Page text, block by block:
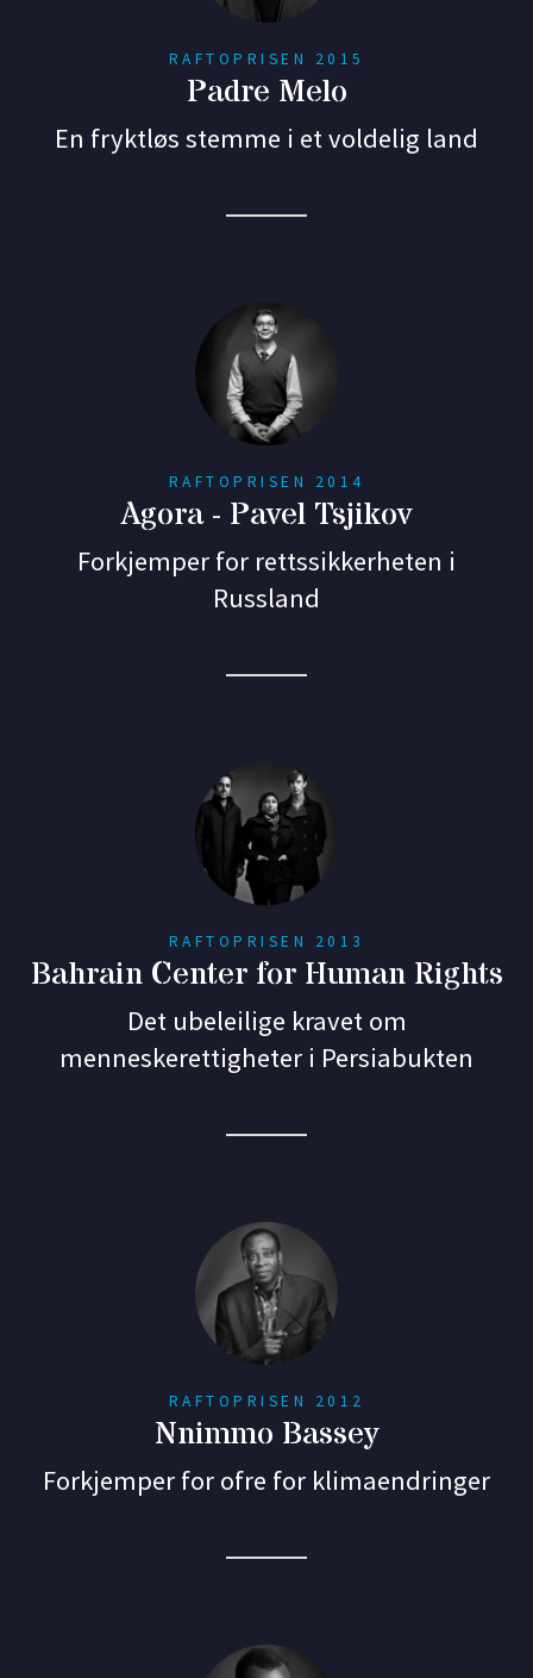
RAFTOPRISEN 2015
Padre Melo
En fryktløs stemme i et voldelig land
RAFTOPRISEN 2014
Agora - Pavel Tsjikov
Forkjemper for rettssikkerheten i
Russland
RAFTOPRISEN 2013
Bahrain Center for Human Rights
Det ubeleilige kravet om
menneskerettigheter i Persiabukten
RAFTOPRISEN 2012
Nnimmo Bassey
Forkjemper for ofre for klimaendringer